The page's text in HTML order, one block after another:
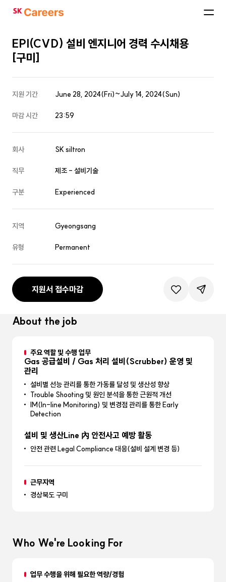
SK
About the job
주요 역할 및 수행 업무
Gas 공급설비 / Gas 처리 설비(Scrubber) 운영 및
관리
설비별 선능 관리를 통한 가동률 달성 및 생산성 향상
Trouble Shooting 및 원인 분석을 통한 근원적 개선
IM(In-line Monitoring) 및 변경점 관리를 통한 Early
Detection
설비 및 생산Line 內 안전사고 예방 활동
안전 관련 Legal Compliance 대응(설비 설계 변경 등)
근무지역
경상북도 구미
Who We're Looking For
업무 수행을 위해 필요한 역량/경험
EPI(CVD) 설비 엔지니어 경력 수시채용
[구미]
지원 기간 June 28, 2024(Fri)~July 14, 2024(Sun)
마감 시간 23:59
회사 SK siltron
직무 제조 - 설비기술
구분 Experienced
지역 Gyeongsang
유형 Permanent
지원서 접수마감 관심공고등록
공유하